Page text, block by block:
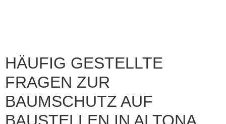
HÄUFIG GESTELLTE
FRAGEN ZUR
BAUMSCHUTZ AUF
BAUSTELLEN IN ALTONA